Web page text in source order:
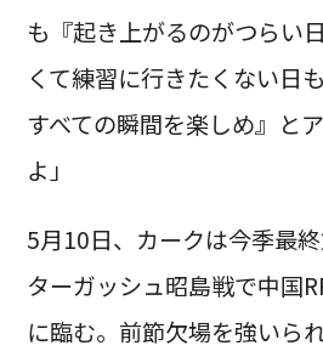
も『起き上がるのがつらい
くて練習に行きたくない日
すべての瞬間を楽しめ』と
よ」
5月10日、カークは今季最
ターガッシュ昭島戦で中国
に臨む。前節欠場を強いら